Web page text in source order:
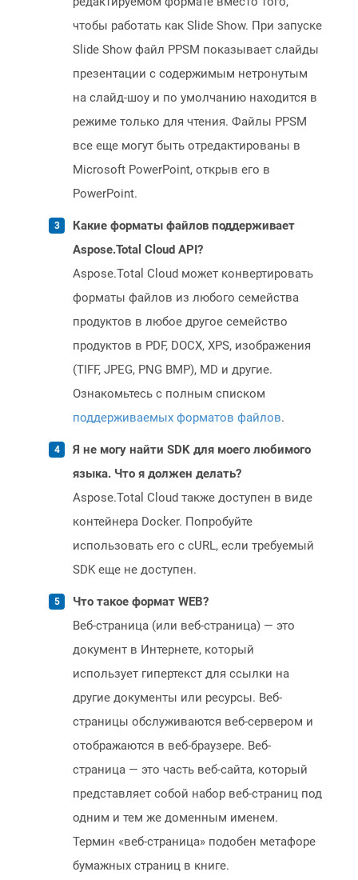
чтобы работать как Slide Show. При запуске
Slide Show файл PPSM показывает слайды
презентации с содержимым нетронутым
на слайд-шоу и по умолчанию находится в
режиме только для чтения. Файлы PPSM
все еще могут быть отредактированы в
Microsoft PowerPoint, открыв его в
PowerPoint.
Какие форматы файлов поддерживает
Aspose.Total Cloud API?
Aspose.Total Cloud может конвертировать
форматы файлов из любого семейства
продуктов в любое другое семейство
продуктов в PDF, DOCX, XPS, изображения
(TIFF, JPEG, PNG BMP), MD и другие.
Ознакомьтесь с полным списком
поддерживаемых форматов файлов.
Я не могу найти SDK для моего любимого
языка. Что я должен делать?
Aspose.Total Cloud также доступен в виде
контейнера Docker. Попробуйте
использовать его с cURL, если требуемый
SDK еще не доступен.
Что такое формат WEB?
Веб-страница (или веб-страница) — это
документ в Интернете, который
использует гипертекст для ссылки на
другие документы или ресурсы. Веб-
страницы обслуживаются веб-сервером и
отображаются в веб-браузере. Веб-
страница — это часть веб-сайта, который
представляет собой набор веб-страниц под
одним и тем же доменным именем.
Термин «веб-страница» подобен метафоре
бумажных страниц в книге.